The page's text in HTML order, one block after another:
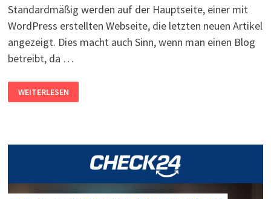
Standardmäßig werden auf der Hauptseite, einer mit
WordPress erstellten Webseite, die letzten neuen Artikel
angezeigt. Dies macht auch Sinn, wenn man einen Blog
betreibt, da …
STARTSEITE
FESTLEGEN
WEITERLESEN